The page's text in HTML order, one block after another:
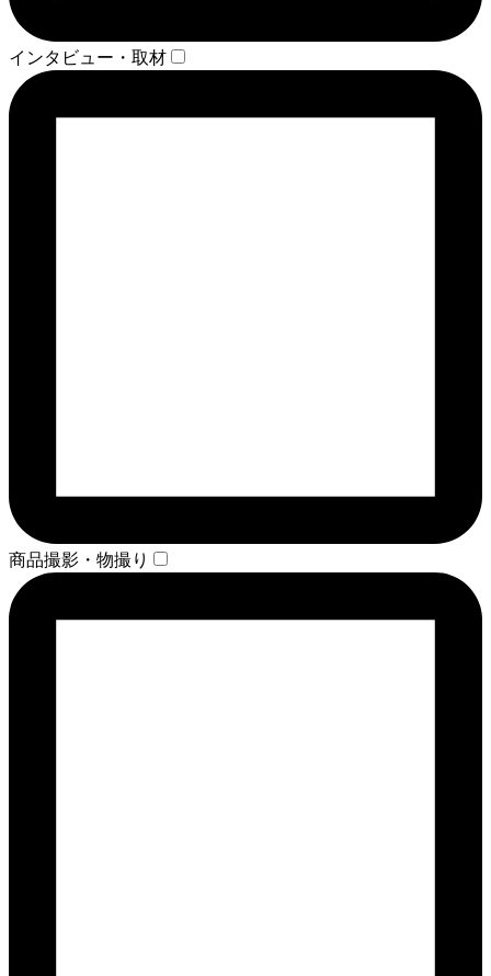
インタビュー・取材
商品撮影・物撮り